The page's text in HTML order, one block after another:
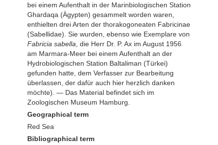
bei einem Aufenthalt in der Marinbiologischen Station
Ghardaqa (Ägypten) gesammelt worden waren,
enthielten drei Arten der thorakogoneaten Fabricinae
(Sabellidae). Sie wurden, ebenso wie Exemplare von
Fabricia sabella, die Herr Dr. P. Ax im August 1956
am Marmara-Meer bei einem Aufenthalt an der
Hydrobiologischen Station Baltaliman (Türkei)
gefunden hatte, dem Verfasser zur Bearbeitung
überlassen, der dafür auch hier herzlich danken
möchte). — Das Material befindet sich im
Zoologischen Museum Hamburg.
Geographical term
Red Sea
Bibliographical term